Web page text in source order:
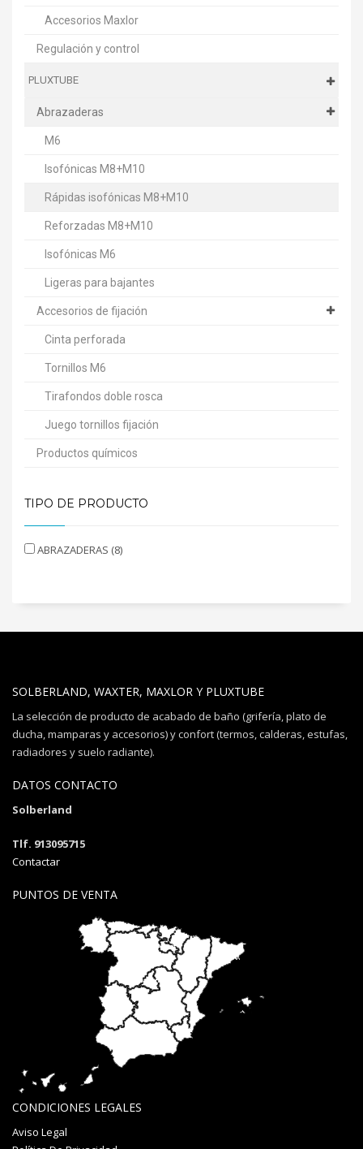
Accesorios Maxlor
Regulación y control
PLUXTUBE
Abrazaderas
M6
Isofónicas M8+M10
Rápidas isofónicas M8+M10
Reforzadas M8+M10
Isofónicas M6
Ligeras para bajantes
Accesorios de fijación
Cinta perforada
Tornillos M6
Tirafondos doble rosca
Juego tornillos fijación
Productos químicos
TIPO DE PRODUCTO
ABRAZADERAS (8)
SOLBERLAND, WAXTER, MAXLOR Y PLUXTUBE
La selección de producto de acabado de baño (grifería, plato de
ducha, mamparas y accesorios) y confort (termos, calderas, estufas,
radiadores y suelo radiante).
DATOS CONTACTO
Solberland
Tlf. 913095715
Contactar
PUNTOS DE VENTA
CONDICIONES LEGALES
Aviso Legal